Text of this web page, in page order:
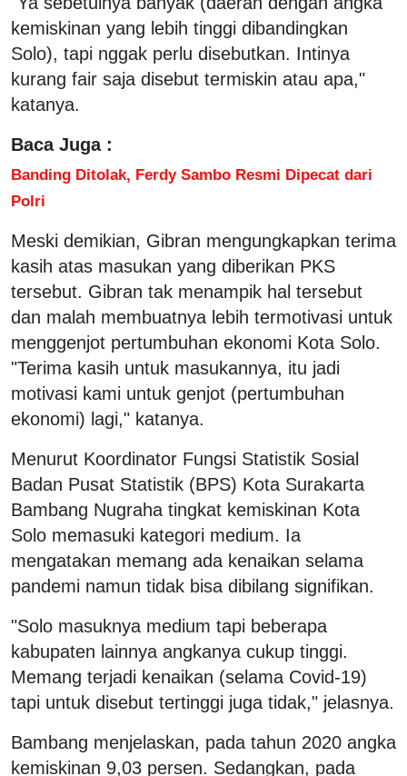
kemiskinan yang lebih tinggi dibandingkan
Solo), tapi nggak perlu disebutkan. Intinya
kurang fair saja disebut termiskin atau apa,"
katanya.
Baca Juga :
Banding Ditolak, Ferdy Sambo Resmi Dipecat dari
Polri
Meski demikian, Gibran mengungkapkan terima
kasih atas masukan yang diberikan PKS
tersebut. Gibran tak menampik hal tersebut
dan malah membuatnya lebih termotivasi untuk
menggenjot pertumbuhan ekonomi Kota Solo.
"Terima kasih untuk masukannya, itu jadi
motivasi kami untuk genjot (pertumbuhan
ekonomi) lagi," katanya.
Menurut Koordinator Fungsi Statistik Sosial
Badan Pusat Statistik (BPS) Kota Surakarta
Bambang Nugraha tingkat kemiskinan Kota
Solo memasuki kategori medium. Ia
mengatakan memang ada kenaikan selama
pandemi namun tidak bisa dibilang signifikan.
"Solo masuknya medium tapi beberapa
kabupaten lainnya angkanya cukup tinggi.
Memang terjadi kenaikan (selama Covid-19)
tapi untuk disebut tertinggi juga tidak," jelasnya.
Bambang menjelaskan, pada tahun 2020 angka
kemiskinan 9,03 persen. Sedangkan, pada